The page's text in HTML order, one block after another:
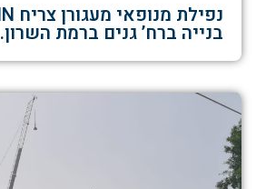
בנייה ברח’ גנים ברמת השרון.